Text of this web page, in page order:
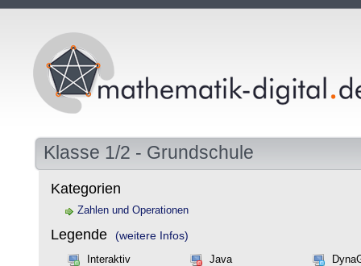
Klasse 1/2 - Grundschule
Kategorien
Zahlen und Operationen
Legende (weitere Infos)
Interaktiv Java